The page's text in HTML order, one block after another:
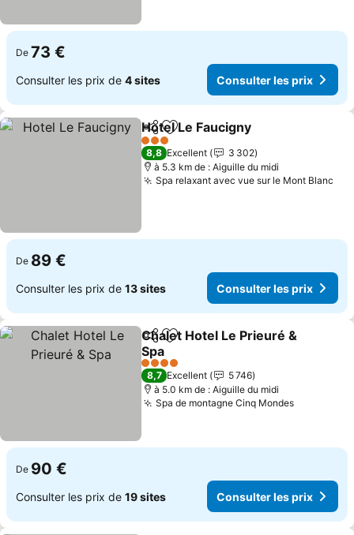
De 73 €
Consulter les prix de 4 sites Consulter les prix
PartagerAjouter à mes favoris
Hotel Le Faucigny
3 Étoiles
8,8 Excellent
3 302
à 5.3 km de : Aiguille du midi
Spa relaxant avec vue sur le Mont Blanc
De 89 €
Consulter les prix de 13 sites Consulter les prix
PartagerAjouter à mes favoris
Chalet Hotel Le Prieuré &
Spa
4 Étoiles
8,7 Excellent
5 746
à 5.0 km de : Aiguille du midi
Spa de montagne Cinq Mondes
De 90 €
Consulter les prix de 19 sites Consulter les prix